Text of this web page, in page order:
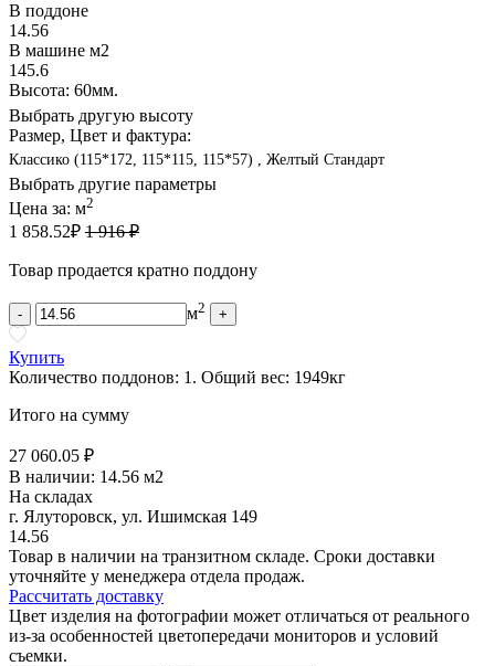
В поддоне
14.56
В машине м2
145.6
Высота: 60мм.
Выбрать другую высоту
Размер, Цвет и фактура:
Классико (115*172, 115*115, 115*57) , Желтый Стандарт
Выбрать другие параметры
Цена за: м2
1 858.52₽ 1 916 ₽
Товар продается кратно поддону
- м2 +
Купить
Количество поддонов: 1 . Общий вес: 1949кг
Итого на сумму
27 060.05 ₽
В наличии: 14.56 м2
На складах
г. Ялуторовск, ул. Ишимская 149
14.56
Товар в наличии на транзитном складе. Сроки доставки
уточняйте у менеджера отдела продаж.
Рассчитать доставку
Цвет изделия на фотографии может отличаться от реального
из-за особенностей цветопередачи мониторов и условий
съемки.